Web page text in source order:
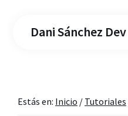
Dani Sánchez Dev
Estás en: Inicio / Tutoriales